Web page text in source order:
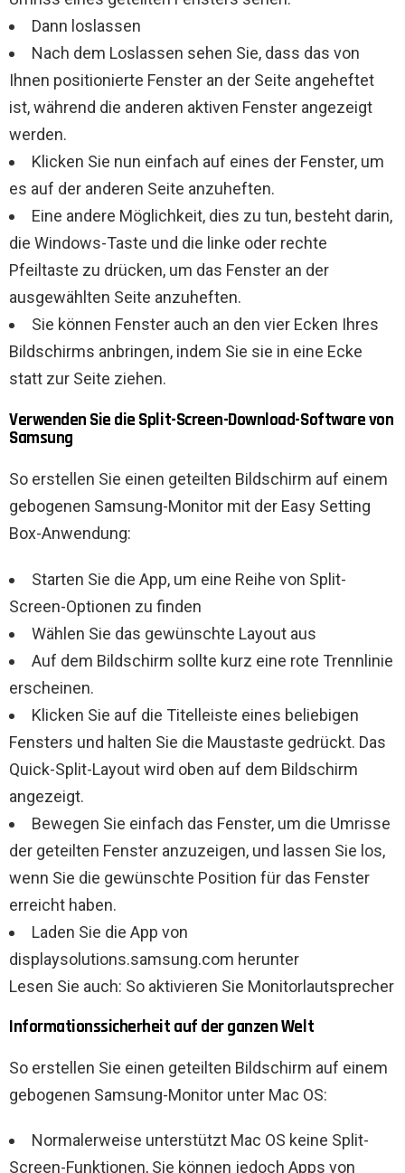
Dann loslassen
Nach dem Loslassen sehen Sie, dass das von
Ihnen positionierte Fenster an der Seite angeheftet
ist, während die anderen aktiven Fenster angezeigt
werden.
Klicken Sie nun einfach auf eines der Fenster, um
es auf der anderen Seite anzuheften.
Eine andere Möglichkeit, dies zu tun, besteht darin,
die Windows-Taste und die linke oder rechte
Pfeiltaste zu drücken, um das Fenster an der
ausgewählten Seite anzuheften.
Sie können Fenster auch an den vier Ecken Ihres
Bildschirms anbringen, indem Sie sie in eine Ecke
statt zur Seite ziehen.
Verwenden Sie die Split-Screen-Download-Software von
Samsung
So erstellen Sie einen geteilten Bildschirm auf einem
gebogenen Samsung-Monitor mit der Easy Setting
Box-Anwendung:
Starten Sie die App, um eine Reihe von Split-
Screen-Optionen zu finden
Wählen Sie das gewünschte Layout aus
Auf dem Bildschirm sollte kurz eine rote Trennlinie
erscheinen.
Klicken Sie auf die Titelleiste eines beliebigen
Fensters und halten Sie die Maustaste gedrückt. Das
Quick-Split-Layout wird oben auf dem Bildschirm
angezeigt.
Bewegen Sie einfach das Fenster, um die Umrisse
der geteilten Fenster anzuzeigen, und lassen Sie los,
wenn Sie die gewünschte Position für das Fenster
erreicht haben.
Laden Sie die App von
displaysolutions.samsung.com herunter
Lesen Sie auch: So aktivieren Sie Monitorlautsprecher
Informationssicherheit auf der ganzen Welt
So erstellen Sie einen geteilten Bildschirm auf einem
gebogenen Samsung-Monitor unter Mac OS:
Normalerweise unterstützt Mac OS keine Split-
Screen-Funktionen, Sie können jedoch Apps von